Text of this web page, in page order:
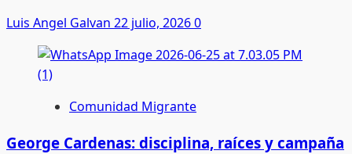
Luis Angel Galvan 22 julio, 20260
Comunidad Migrante
George Cardenas: disciplina, raíces y campaña